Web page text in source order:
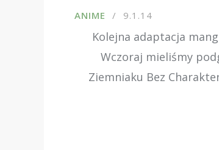
ANIME 9.1.14
Kolejna adaptacja
Wczoraj mieliśmy
Ziemniaku Bez